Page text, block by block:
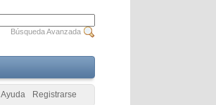
Búsqueda Avanzada
Registrarse
Ayuda